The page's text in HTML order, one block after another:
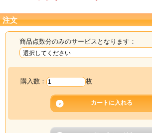
注文
商品点数分のみのサービスとなります：
購入数： 枚